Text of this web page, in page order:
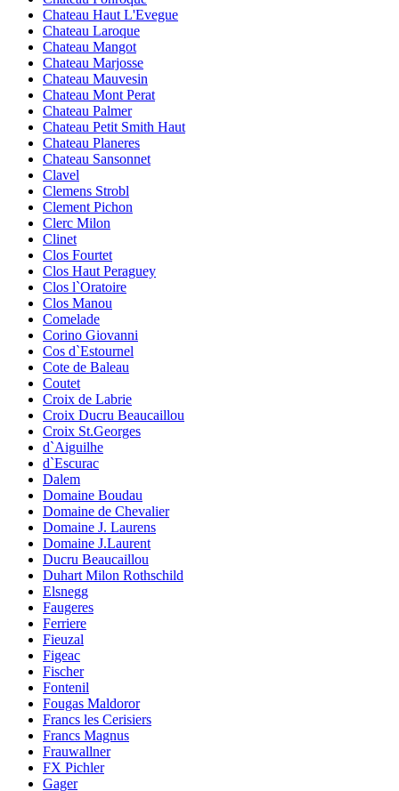
Chateau Haut L'Evegue
Chateau Laroque
Chateau Mangot
Chateau Marjosse
Chateau Mauvesin
Chateau Mont Perat
Chateau Palmer
Chateau Petit Smith Haut
Chateau Planeres
Chateau Sansonnet
Clavel
Clemens Strobl
Clement Pichon
Clerc Milon
Clinet
Clos Fourtet
Clos Haut Peraguey
Clos l`Oratoire
Clos Manou
Comelade
Corino Giovanni
Cos d`Estournel
Cote de Baleau
Coutet
Croix de Labrie
Croix Ducru Beaucaillou
Croix St.Georges
d`Aiguilhe
d`Escurac
Dalem
Domaine Boudau
Domaine de Chevalier
Domaine J. Laurens
Domaine J.Laurent
Ducru Beaucaillou
Duhart Milon Rothschild
Elsnegg
Faugeres
Ferriere
Fieuzal
Figeac
Fischer
Fontenil
Fougas Maldoror
Francs les Cerisiers
Francs Magnus
Frauwallner
FX Pichler
Gager